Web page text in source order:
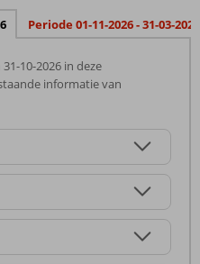
Periode 01-11-2026 - 31-03-2027
10-2026 in deze
informatie van